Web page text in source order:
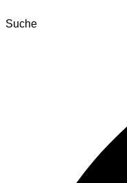
Suche